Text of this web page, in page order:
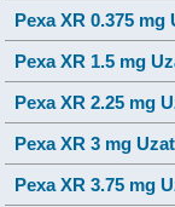
Pexa XR 0.375 mg
Pexa XR 1.5 mg
Pexa XR 2.25 mg
Pexa XR 3 mg
Pexa XR 3.75 mg